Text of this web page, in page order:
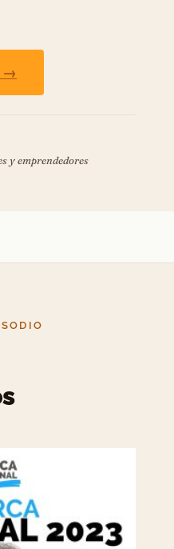
→
y emprendedores